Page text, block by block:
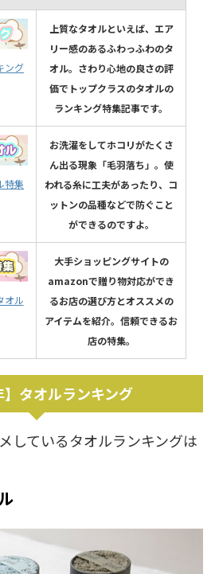
ング
上質なタオルといえば、エア
リー感のあるふわっふわのタ
オル。さわり心地の良さの評
価でトップクラスのタオルの
ランキング特集記事です。
特集
お洗濯をしてホコリがたくさ
ん出る現象「毛羽落ち」。使
われる糸に工夫があったり、コ
ットンの品種などで防ぐこと
ができるのですよ。
オル
大手ショッピングサイトの
amazonで贈り物対応ができ
るお店の選び方とオススメの
アイテムを紹介。信頼できるお
店の特集。
】タオルランキング
しているタオルランキングは